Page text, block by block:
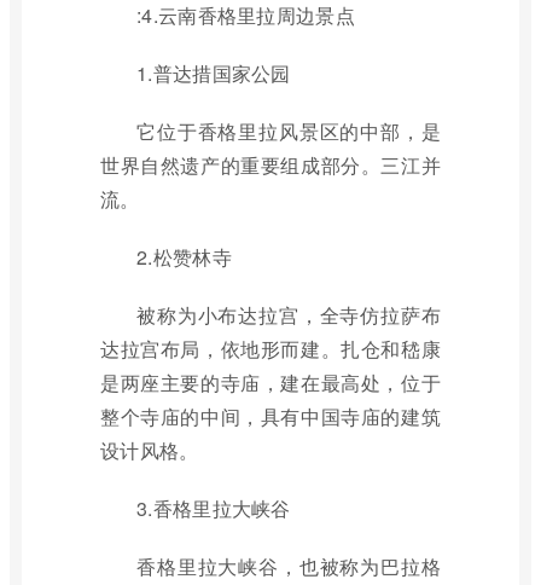
:4.云南香格里拉周边景点
1.普达措国家公园
它位于香格里拉风景区的中部，是
世界自然遗产的重要组成部分。三江并
流。
2.松赞林寺
被称为小布达拉宫，全寺仿拉萨布
达拉宫布局，依地形而建。扎仓和嵇康
是两座主要的寺庙，建在最高处，位于
整个寺庙的中间，具有中国寺庙的建筑
设计风格。
3.香格里拉大峡谷
香格里拉大峡谷，也被称为巴拉格